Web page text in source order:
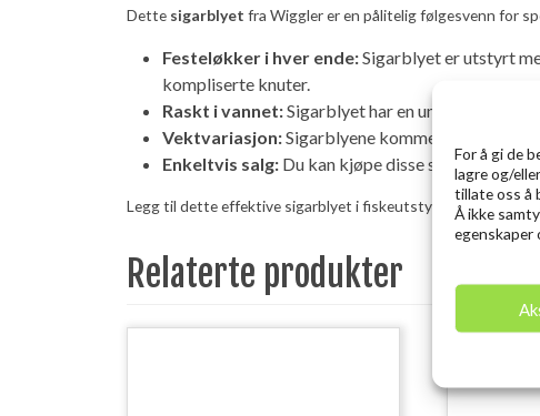
For å gi de
lagre og/
tillate oss å
Å ikke
egenskaper
Dette sigarblyet fra Wiggler er en pålitelig følgesvenn for
Festeløkker i hver ende:Sigarblyet er utstyrt
kompliserte knuter.
Raskt i vannet:Sigarblyet har en unik form som
Vektvariasjon:Sigarblyene kommer i ulike
Enkeltvis salg: Du kan kjøpe disse sigarblyene
Legg til dette effektive sigarblyet i fiskeutstyret ditt og
Relaterte produkter